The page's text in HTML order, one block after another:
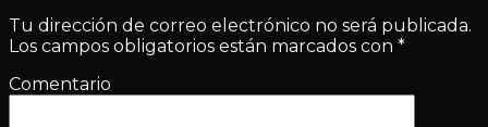
Tu dirección de correo electrónico no será publicada.
Los campos obligatorios están marcados con *
Comentario